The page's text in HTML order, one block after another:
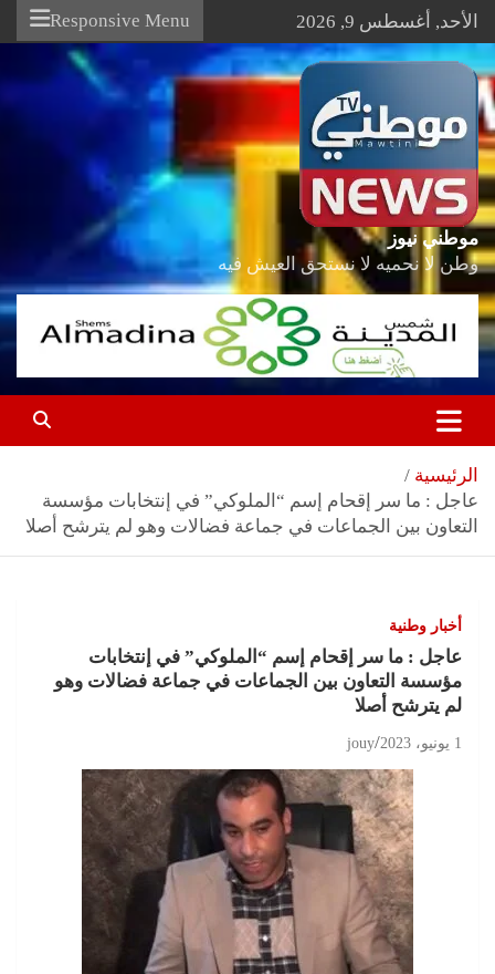
Skip
content
الأحد, أغسطس 9, 2026 Responsive Menu
موطني نيوز
وطن لا نحميه لا نستحق العيش فيه
الرئيسية
عاجل : ما سر إقحام إسم “الملوكي” في إنتخابات مؤسسة
التعاون بين الجماعات في جماعة فضالات وهو لم يترشح أصلا
أخبار وطنية
عاجل : ما سر إقحام إسم “الملوكي” في إنتخابات
مؤسسة التعاون بين الجماعات في جماعة فضالات وهو
لم يترشح أصلا
1 يونيو، 2023 jouy